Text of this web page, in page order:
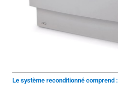
Le système reconditionné comprend :